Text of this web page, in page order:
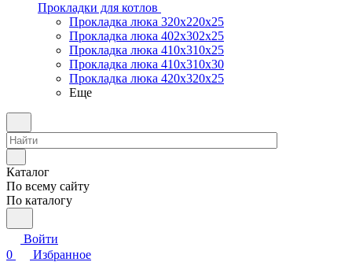
Прокладки для котлов
Прокладка люка 320x220x25
Прокладка люка 402x302x25
Прокладка люка 410x310x25
Прокладка люка 410х310х30
Прокладка люка 420x320x25
Еще
Каталог
По всему сайту
По каталогу
Войти
0
Избранное